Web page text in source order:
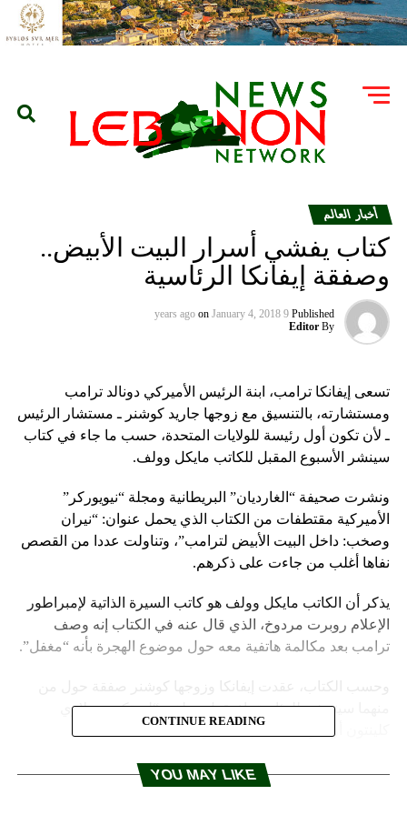
أخبار العالم
كتاب يفشي أسرار البيت الأبيض..
وصفقة إيفانكا الرئاسية
Published
9 years ago
on January 4, 2018
By
Editor
تسعى إيفانكا ترامب، ابنة الرئيس الأميركي دونالد ترامب
ومستشارته، بالتنسيق مع زوجها جاريد كوشنر ـ مستشار الرئيس
ـ لأن تكون أول رئيسة للولايات المتحدة، حسب ما جاء في كتاب
سينشر الأسبوع المقبل للكاتب مايكل وولف.
ونشرت صحيفة “الغارديان” البريطانية ومجلة “نيويوركر”
الأميركية مقتطفات من الكتاب الذي يحمل عنوان: “نيران
وصخب: داخل البيت الأبيض لترامب”، وتناولت عددا من القصص
نفاها أغلب من جاءت على ذكرهم.
يذكر أن الكاتب مايكل وولف هو كاتب السيرة الذاتية لإمبراطور
الإعلام روبرت مردوخ، الذي قال عنه في الكتاب إنه وصف
ترامب بعد مكالمة هاتفية معه حول موضوع الهجرة بأنه “مغفل”.
وحسب الكتاب، عقدت إيفانكا وزوجها كوشنر صفقة حول من
منهما سيترشح للرئاسة، إذ يقول وولف: “لن تكون هيلاري
كلينتون أول رئيسة، بل إيفانكا ترامب”.
ويقول الكتاب عن ستيف بانون، مستشار ترامب السابق الذي
طرد من البيت الأبيض، إنه يتعامل على أنه مرشح مقبل للرئاسة
CONTINUE READING
YOU MAY LIKE